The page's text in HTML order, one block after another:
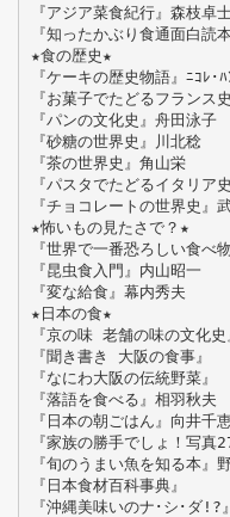
『アジア菜食紀行』森枝卓
『知ったかぶり食通面白読
★食の歴史★
『ケーキの歴史物語』ﾆｺﾚ･
『お菓子でたどるフランス
『パンの文化史』舟田泳子
『砂糖の世界史』川北稔
『茶の世界史』角山栄
『パスタでたどるイタリア
『チョコレートの世界史』
★怖いもの見たさで？★
『世界で一番恐ろしい食べ
『昆虫食入門』内山昭一
『変な給食』幕内秀夫
★日本の食★
『京の味 老舗の味の文化
『聞き書き 大阪の食事』
『なにわ大阪の伝統野菜』
『落語を食べる』相羽秋夫
『日本の朝ごはん』向井千
『家族の勝手でしょ！写真
『旬のうまい魚を知る本』
『日本食材百科事典』
『沖縄美味いのナ･シ･ダ!?』